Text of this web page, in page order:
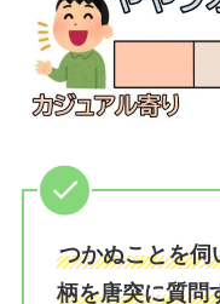
つかぬことを伺
柄を唐突に質問